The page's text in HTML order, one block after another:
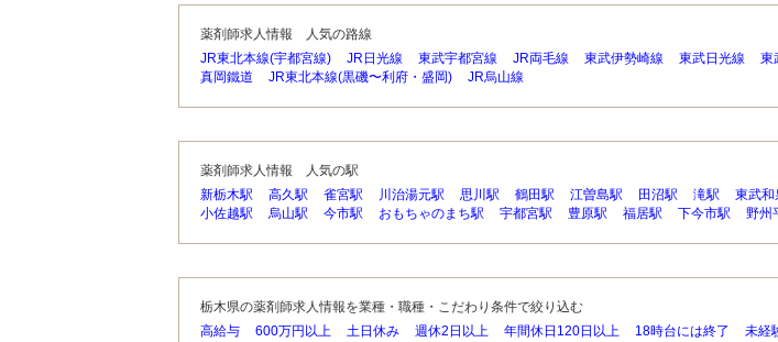
薬剤師求人情報 人気の路線
JR東北本線(宇都宮線)
JR日光線 東武宇都宮線 JR両毛線 東武伊勢崎線 東武日光線 東
真岡鐵道
JR東北本線(黒磯〜利府・盛岡) JR烏山線
薬剤師求人情報 人気の駅
新栃木駅
高久駅 雀宮駅 川治湯元駅 思川駅 鶴田駅 江曽島駅 田沼駅 滝駅 東武和
小佐越駅
烏山駅 今市駅 おもちゃのまち駅 宇都宮駅 豊原駅 福居駅 下今市駅 野州
栃木県の薬剤師求人情報を業種・職種・こだわり条件で絞り込む
高給与
600万円以上 土日休み 週休2日以上 年間休日120日以上 18時台には終了 未経